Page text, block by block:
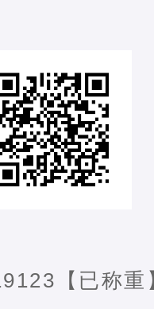
【已称重